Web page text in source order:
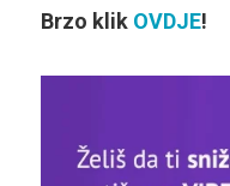
Brzo klik OVDJE!